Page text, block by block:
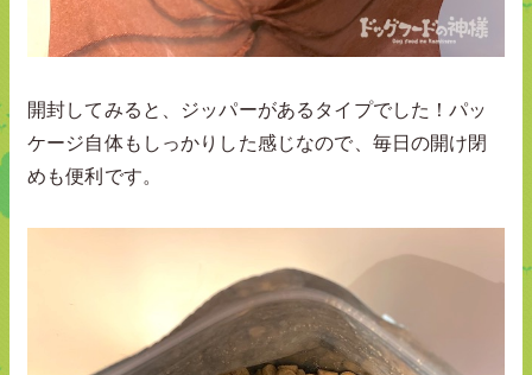
開封してみると、ジッパーがあるタイプでした！パッ
ケージ自体もしっかりした感じなので、毎日の開け閉
めも便利です。